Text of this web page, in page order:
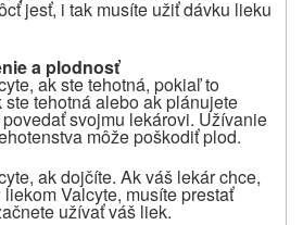
jesť, i tak musíte užiť dávku lieku
a plodnosť
, ak ste tehotná, pokiaľ to
tehotná alebo ak plánujete
svojmu lekárovi. Užívanie
môže poškodiť plod.
, ak dojčíte. Ak váš lekár chce,
liekomValcyte, musíte prestať
užívať váš liek.